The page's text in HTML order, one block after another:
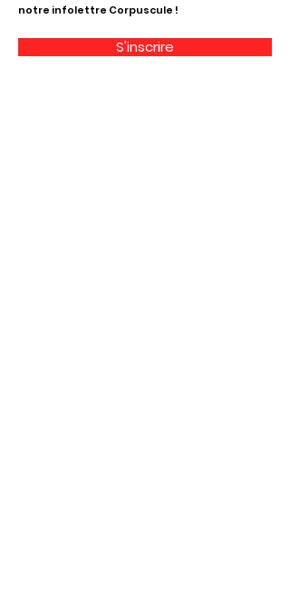
notre infolettre Corpuscule !
S'inscrire